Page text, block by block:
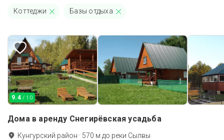
Коттеджи Базы отдыха
9.4 / 10
Дома в аренду Снегирёвская усадьба
Кунгурский район · 570 м до реки Сылвы